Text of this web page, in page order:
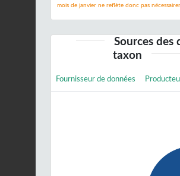
mois de janvier ne reflète donc pas
Sources des
taxon
Fournisseur de données